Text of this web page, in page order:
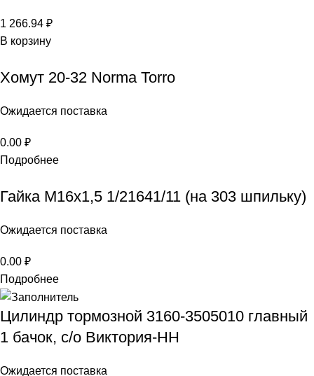
1 266.94 ₽
В корзину
Хомут 20-32 Norma Torro
Ожидается поставка
0.00 ₽
Подробнее
Гайка М16х1,5 1/21641/11 (на 303 шпильку)
Ожидается поставка
0.00 ₽
Подробнее
Цилиндр тормозной 3160-3505010 главный
1 бачок, с/о Виктория-НН
Ожидается поставка